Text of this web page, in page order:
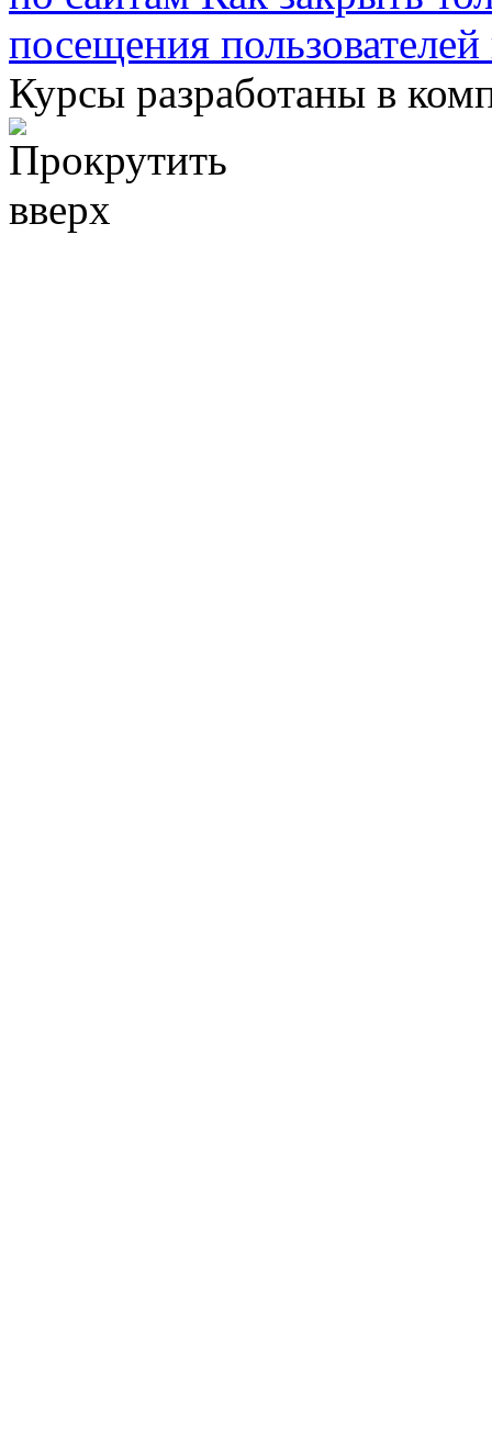
посещения пользователей
Курсы разработаны в